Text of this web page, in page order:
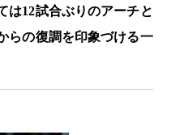
は12試合ぶりのアーチと
らの復調を印象づける一